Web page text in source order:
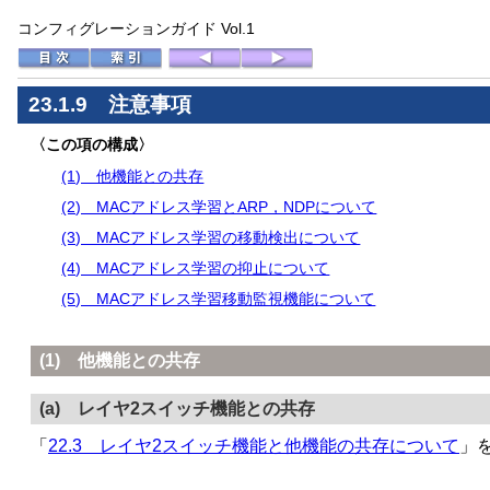
コンフィグレーションガイド Vol.1
23.1.9 注意事項
〈この項の構成〉
(1) 他機能との共存
(2) MACアドレス学習とARP，NDPについて
(3) MACアドレス学習の移動検出について
(4) MACアドレス学習の抑止について
(5) MACアドレス学習移動監視機能について
(1) 他機能との共存
(a) レイヤ2スイッチ機能との共存
「 22.3 レイヤ2スイッチ機能と他機能の共存について 」